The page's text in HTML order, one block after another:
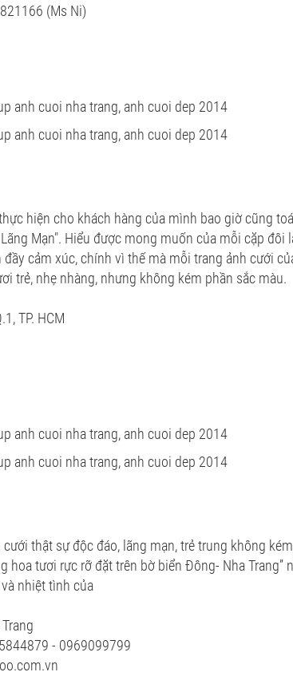
(Ms Ni)
hiện cho khách hàng của mình bao giờ cũng
Mạn". Hiểu được mong muốn của mỗi cặp đôi
cảm xúc, chính vì thế mà mỗi trang ảnh cưới
trẻ, nhẹ nhàng, nhưng không kém phần sắc màu.
TP. HCM
thật sự độc đáo, lãng mạn, trẻ trung không
hoa tươi rực rỡ đặt trên bờ biển Đông- Nha Trang”
nhiệt tình của
- 0969099799